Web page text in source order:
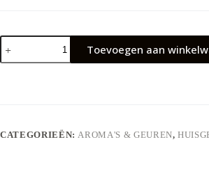
Jana
Luchtverfrisser
500ml
Toevoegen aan
CATEGORIEËN:AROMA'S & GEUREN,